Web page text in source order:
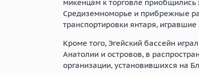
микенцам к торговле
Средиземноморье и прибрежные
транспортировки янтаря,
Кроме того, Эгейский бассейн
Анатолии и островов, в
организации, установившихся на